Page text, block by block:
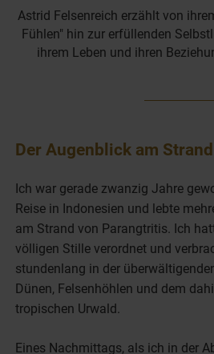
Astrid Felsenreich erzählt von
Fühlen" hin zur erfüllenden
ihrem Leben und ihren
Der Augenblick am Strand
Ich war gerade zwanzig Jahre
Reise in Indonesien und lebte
am Strand von Parangtritis. Ich
völligen Stille verordnet und
stundenlang in der
Dünen, Felsenhöhlen und dem
tropischen Urwald.
Eines Nachmittags, als ich in der